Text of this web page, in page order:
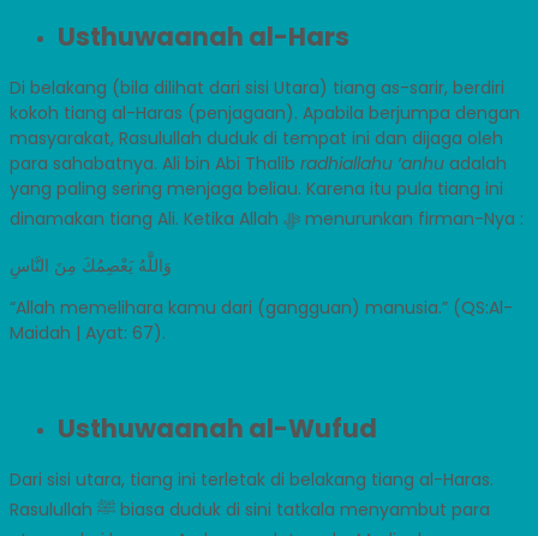
Usthuwaanah al-Hars
Di belakang (bila dilihat dari sisi Utara) tiang as-sarir, berdiri
kokoh tiang al-Haras (penjagaan). Apabila berjumpa dengan
masyarakat, Rasulullah duduk di tempat ini dan dijaga oleh
para sahabatnya. Ali bin Abi Thalib radhiallahu ‘anhu adalah
yang paling sering menjaga beliau. Karena itu pula tiang ini
dinamakan tiang Ali. Ketika Allah ﷻ menurunkan firman-Nya :
وَاللَّهُ يَعْصِمُكَ مِنَ النَّاسِ
“Allah memelihara kamu dari (gangguan) manusia.” (QS:Al-
Maidah | Ayat: 67).
Usthuwaanah al-Wufud
Dari sisi utara, tiang ini terletak di belakang tiang al-Haras.
Rasulullah ﷺ biasa duduk di sini tatkala menyambut para